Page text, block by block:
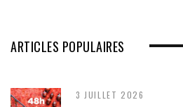
ARTICLES POPULAIRES
3 JUILLET 2026